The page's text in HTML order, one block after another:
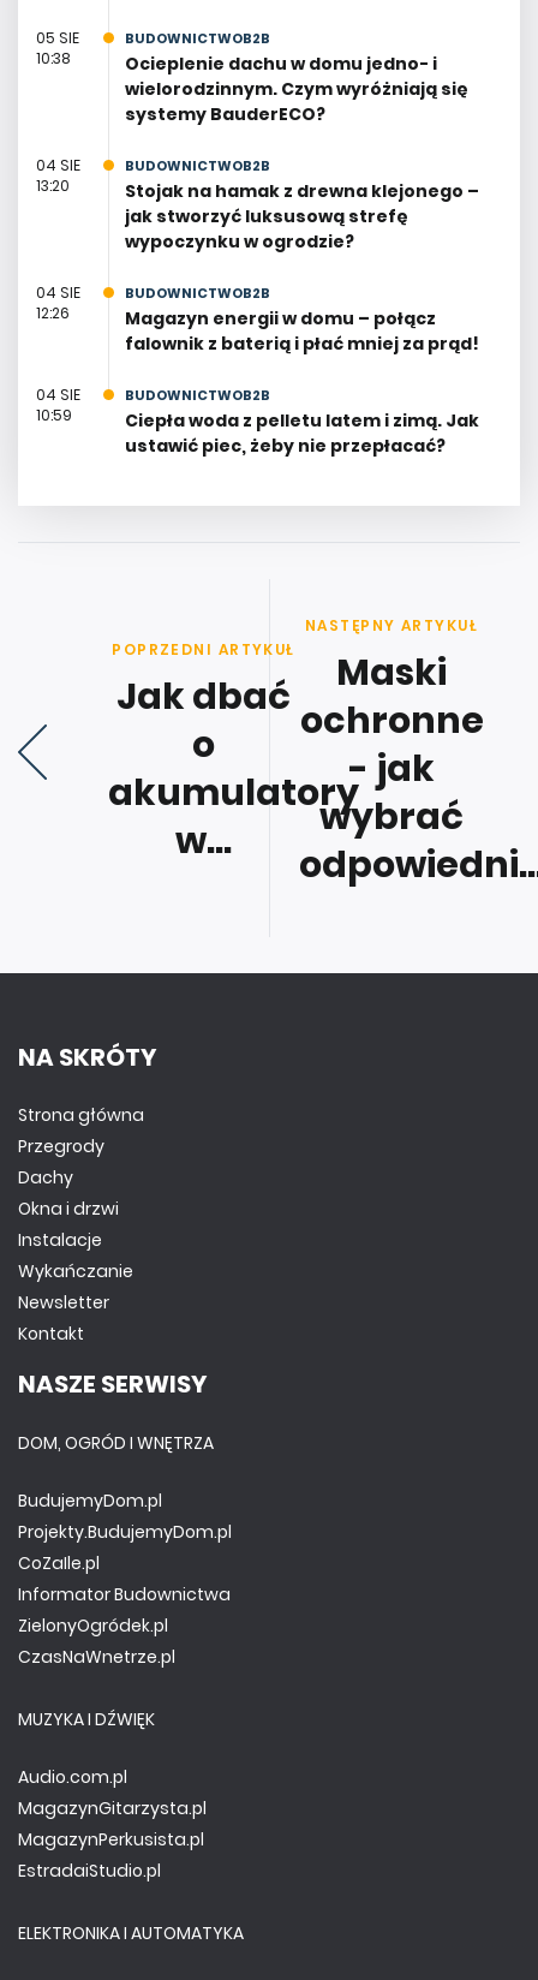
05 SIE
10:38
BUDOWNICTWOB2B
Ocieplenie dachu w domu jedno- i
wielorodzinnym. Czym wyróżniają się
systemy BauderECO?
04 SIE
13:20
BUDOWNICTWOB2B
Stojak na hamak z drewna klejonego –
jak stworzyć luksusową strefę
wypoczynku w ogrodzie?
04 SIE
12:26
BUDOWNICTWOB2B
Magazyn energii w domu – połącz
falownik z baterią i płać mniej za prąd!
04 SIE
10:59
BUDOWNICTWOB2B
Ciepła woda z pelletu latem i zimą. Jak
ustawić piec, żeby nie przepłacać?
POPRZEDNI ARTYKUŁ
Jak dbać
o
akumulatory
w...
NASTĘPNY ARTYKUŁ
Maski
ochronne
- jak
wybrać
NA SKRÓTY
Strona główna
Przegrody
Dachy
Okna i drzwi
Instalacje
Wykańczanie
Newsletter
Kontakt
NASZE SERWISY
DOM, OGRÓD I WNĘTRZA
BudujemyDom.pl
Projekty.BudujemyDom.pl
CoZaIle.pl
Informator Budownictwa
ZielonyOgródek.pl
CzasNaWnetrze.pl
MUZYKA I DŹWIĘK
Audio.com.pl
MagazynGitarzysta.pl
MagazynPerkusista.pl
EstradaiStudio.pl
ELEKTRONIKA I AUTOMATYKA